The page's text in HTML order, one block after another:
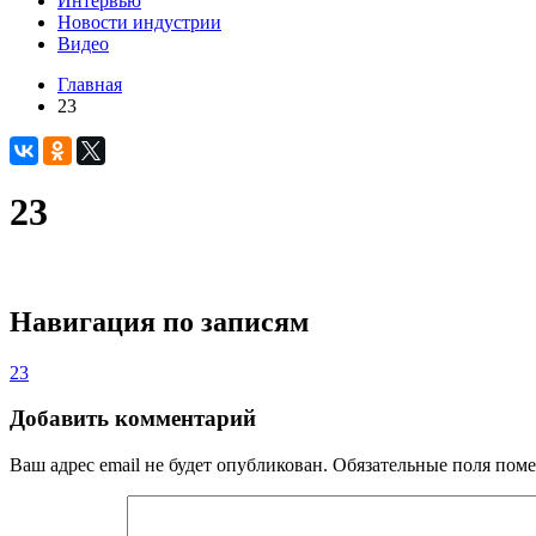
Новости индустрии
Видео
Главная
23
23
Навигация по записям
23
Добавить комментарий
Ваш адрес email не будет опубликован. Обязательные поля